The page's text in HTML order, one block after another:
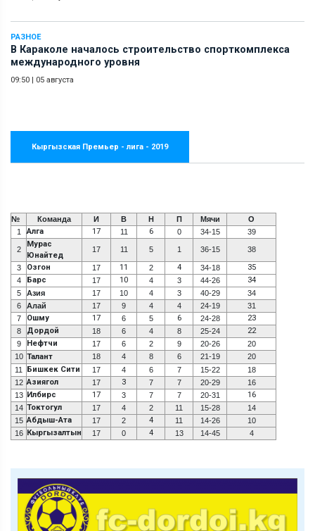
РАЗНОЕ
В Караколе началось строительство спорткомплекса
международного уровня
09:50 | 05 августа
Кыргызская Премьер - лига - 2019
№ Команда И В Н П Мячи
О
1
Алга 17 11 6 0 34-15 39
2
Мурас
Юнайтед
17 11 5 1 36-15 38
3 Озгон 17 11 2 4 34-18 35
4 Барс 17 10 4 3 44-26 34
5 Азия 17 10 4 3 40-29
34
6
Алай 17 9 4 4 24-19
31
7
Ошму 17 6 5 6 24-28 23
8 Дордой 18 6 4 8 25-24 22
9 Нефтчи 17 6 2 9 20-26
20
10 Талант 18 4 8 6 21-19
20
11
Бишкек Сити 17 4 6 7 15-22
18
12 Азиягол 17 3 7 7 20-29
16
13 Илбирс 17 3 7 7 20-31 16
14 Токтогул 17 4 2 11 15-28
14
15 Абдыш-Ата 17 2 4 11 14-26
10
16 Кыргызалтын 17 0 4 13 14-45 4